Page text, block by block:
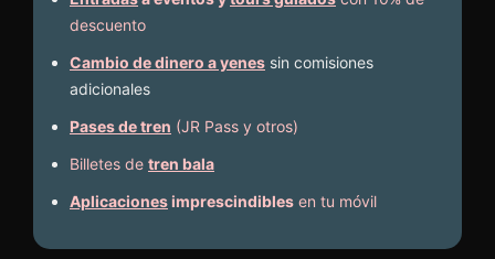
descuento
Cambio de dinero a yenes sin comisiones
adicionales
Pases de tren (JR Pass y otros)
Billetes de tren bala
Aplicacionesimprescindibles en tu móvil